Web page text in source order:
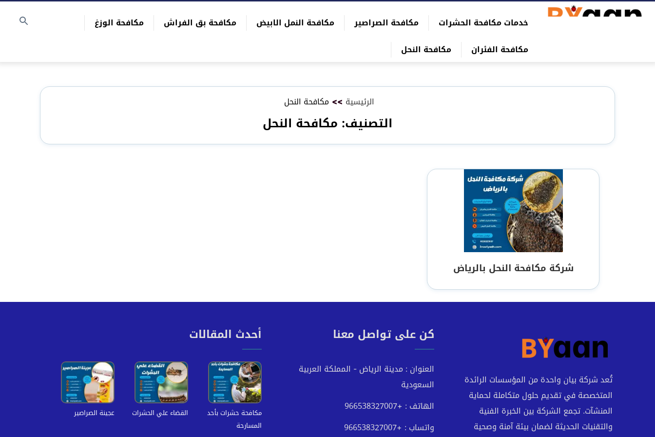
التجاوز
خدمات مكافحة الحشرات مكافحة الصراصير مكافحة النمل الابيض مكافحة بق الفراش
مكافحة الوزغ
مكافحة الفئران
مكافحة النحل
الرئيسية >> مكافحة النحل
التصنيف: مكافحة النحل
شركة مكافحة النحل بالرياض
تُعد شركة بيان واحدة من المؤسسات الرائدة
المتخصصة في تقديم حلول متكاملة لحماية
المنشآت. تجمع الشركة بين الخبرة الفنية
والتقنيات الحديثة لضمان بيئة آمنة وصحية
كن على تواصل معنا
العنوان : مدينة الرياض - المملكة العربية
السعودية
الهاتف : +966538327007
واتساب : +966538327007
أحدث المقالات
مكافحة حشرات بأحد
المسارحة
القضاء علي الحشرات عجينة الصراصير